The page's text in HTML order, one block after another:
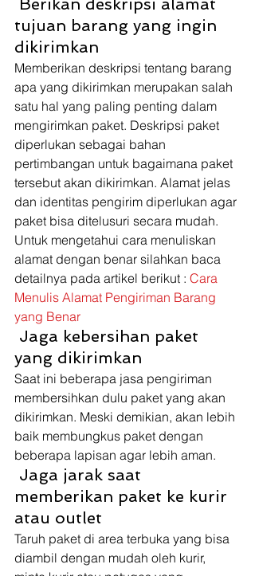
tujuan barang yang ingin
dikirimkan
Memberikan deskripsi tentang barang
apa yang dikirimkan merupakan salah
satu hal yang paling penting dalam
mengirimkan paket. Deskripsi paket
diperlukan sebagai bahan
pertimbangan untuk bagaimana paket
tersebut akan dikirimkan. Alamat jelas
dan identitas pengirim diperlukan agar
paket bisa ditelusuri secara mudah.
Untuk mengetahui cara menuliskan
alamat dengan benar silahkan baca
detailnya pada artikel berikut : Cara
Menulis Alamat Pengiriman Barang
yang Benar
yang dikirimkan
Saat ini beberapa jasa pengiriman
membersihkan dulu paket yang akan
dikirimkan. Meski demikian, akan lebih
baik membungkus paket dengan
beberapa lapisan agar lebih aman.
memberikan paket ke kurir
atau outlet
Taruh paket di area terbuka yang bisa
diambil dengan mudah oleh kurir,